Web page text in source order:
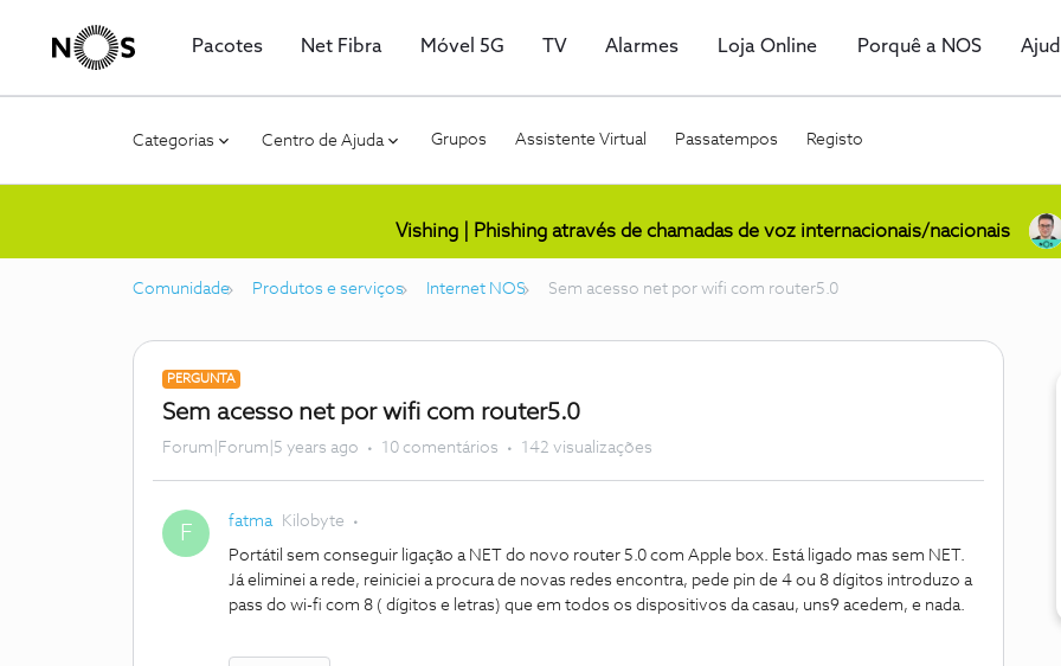
Pacotes Net Fibra Móvel 5G TV Alarmes Loja Online Porquê a NOS
Categorias Centro de Ajuda Grupos Assistente Virtual Passatempos Registo
Vishing | Phishing através de chamadas de voz internacionais/nacionais
Comunidade Produtos e serviços Internet NOS Sem acesso net por wifi com router5.0
PERGUNTA
Sem acesso net por wifi com router5.0
Forum|Forum|5 years ago 10 comentários 142 visualizações
F fatma Kilobyte
Portátil sem conseguir ligação a NET do novo router 5.0 com Apple box. Está ligado mas sem NET.
Já eliminei a rede, reiniciei a procura de novas redes encontra, pede pin de 4 ou 8 dígitos introduzo a
pass do wi-fi com 8 ( dígitos e letras) que em todos os dispositivos da casau, uns9 acedem, e nada.